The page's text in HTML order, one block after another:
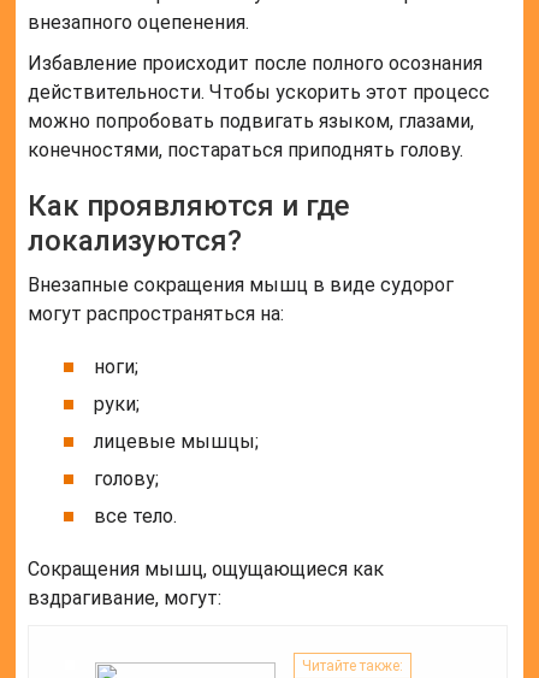
внезапного оцепенения.
Избавление происходит после полного осознания
действительности. Чтобы ускорить этот процесс
можно попробовать подвигать языком, глазами,
конечностями, постараться приподнять голову.
Как проявляются и где
локализуются?
Внезапные сокращения мышц в виде судорог
могут распространяться на:
ноги;
руки;
лицевые мышцы;
голову;
все тело.
Сокращения мышц, ощущающиеся как
вздрагивание, могут:
Читайте также: